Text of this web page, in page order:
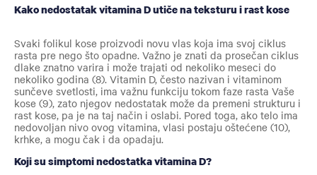
Kako nedostatak vitamina D utiče na teksturu i rast kose
Svaki folikul kose proizvodi novu vlas koja ima svoj ciklus
rasta pre nego što opadne. Važno je znati da prosečan ciklus
dlake znatno varira i može trajati od nekoliko meseci do
nekoliko godina (8). Vitamin D, često nazivan i vitaminom
sunčeve svetlosti, ima važnu funkciju tokom faze rasta Vaše
kose (9), zato njegov nedostatak može da premeni strukturu i
rast kose, pa je na taj način i oslabi. Pored toga, ako telo ima
nedovoljan nivo ovog vitamina, vlasi postaju oštećene (10),
krhke, a mogu čak i da opadaju.
Koji su simptomi nedostatka vitamina D?